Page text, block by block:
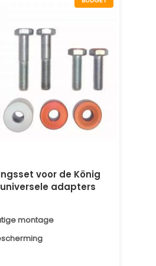
voor de König
adapters
montage